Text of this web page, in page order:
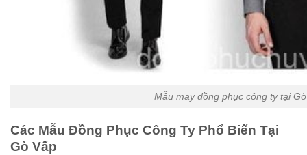
Mẫu may đồng phục công ty tại
Các Mẫu Đồng Phục Công Ty Phổ Biến Tại
Gò Vấp